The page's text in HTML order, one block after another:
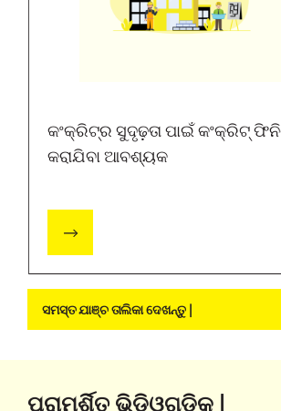
କଂକ୍ରିଟ୍‌ର ସୁଦୃଢ଼ତା ପାଇଁ କଂକ୍ରିଟ୍
କରାଯିବା ଆବଶ୍ୟକ
ସମସ୍ତ ଯାଞ୍ଚ ତାଲିକା ଦେଖନ୍ତୁ |
ପରାମର୍ଶିତ ଭିଡିଓଗୁଡିକ |